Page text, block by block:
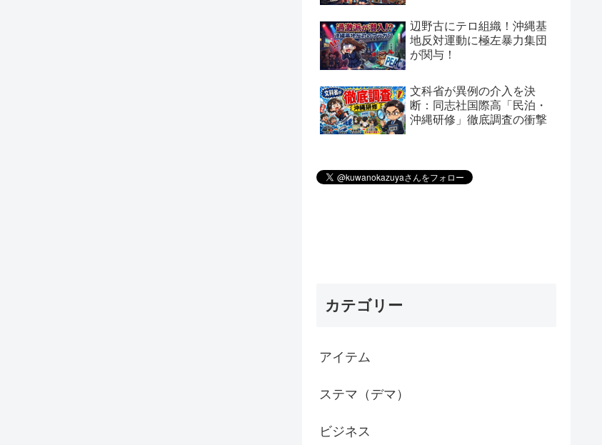
辺野古にテロ組織！沖縄基
地反対運動に極左暴力集団
が関与！
文科省が異例の介入を決
断：同志社国際高「民泊・
沖縄研修」徹底調査の衝撃
カテゴリー
アイテム
ステマ（デマ）
ビジネス